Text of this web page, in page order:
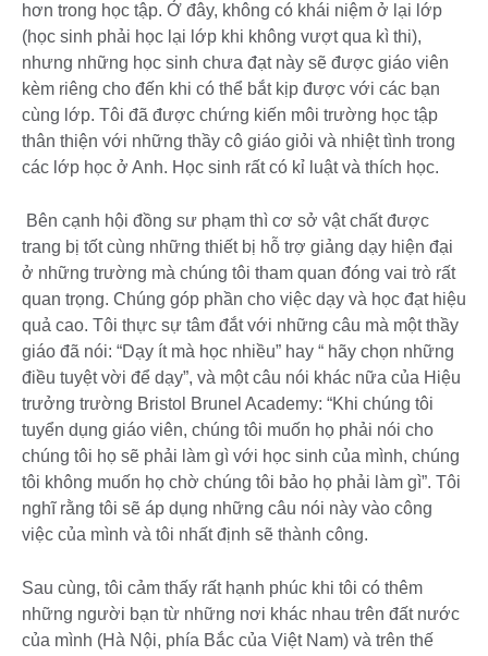
hơn trong học tập. Ở đây, không có khái niệm ở lại lớp
(học sinh phải học lại lớp khi không vượt qua kì thi),
nhưng những học sinh chưa đạt này sẽ được giáo viên
kèm riêng cho đến khi có thể bắt kịp được với các bạn
cùng lớp. Tôi đã được chứng kiến môi trường học tập
thân thiện với những thầy cô giáo giỏi và nhiệt tình trong
các lớp học ở Anh. Học sinh rất có kỉ luật và thích học.
Bên cạnh hội đồng sư phạm thì cơ sở vật chất được
trang bị tốt cùng những thiết bị hỗ trợ giảng dạy hiện đại
ở những trường mà chúng tôi tham quan đóng vai trò rất
quan trọng. Chúng góp phần cho việc dạy và học đạt hiệu
quả cao. Tôi thực sự tâm đắt với những câu mà một thầy
giáo đã nói: “Dạy ít mà học nhiều” hay “ hãy chọn những
điều tuyệt vời để dạy”, và một câu nói khác nữa của Hiệu
trưởng trường Bristol Brunel Academy: “Khi chúng tôi
tuyển dụng giáo viên, chúng tôi muốn họ phải nói cho
chúng tôi họ sẽ phải làm gì với học sinh của mình, chúng
tôi không muốn họ chờ chúng tôi bảo họ phải làm gì”. Tôi
nghĩ rằng tôi sẽ áp dụng những câu nói này vào công
việc của mình và tôi nhất định sẽ thành công.
Sau cùng, tôi cảm thấy rất hạnh phúc khi tôi có thêm
những người bạn từ những nơi khác nhau trên đất nước
của mình (Hà Nội, phía Bắc của Việt Nam) và trên thế